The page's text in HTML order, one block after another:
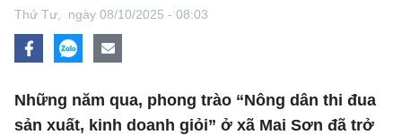
Thứ Tư, ngày 08/10/2025 - 08:03
Những năm qua, phong trào “Nông dân thi đua
sản xuất, kinh doanh giỏi” ở xã Mai Sơn đã trở